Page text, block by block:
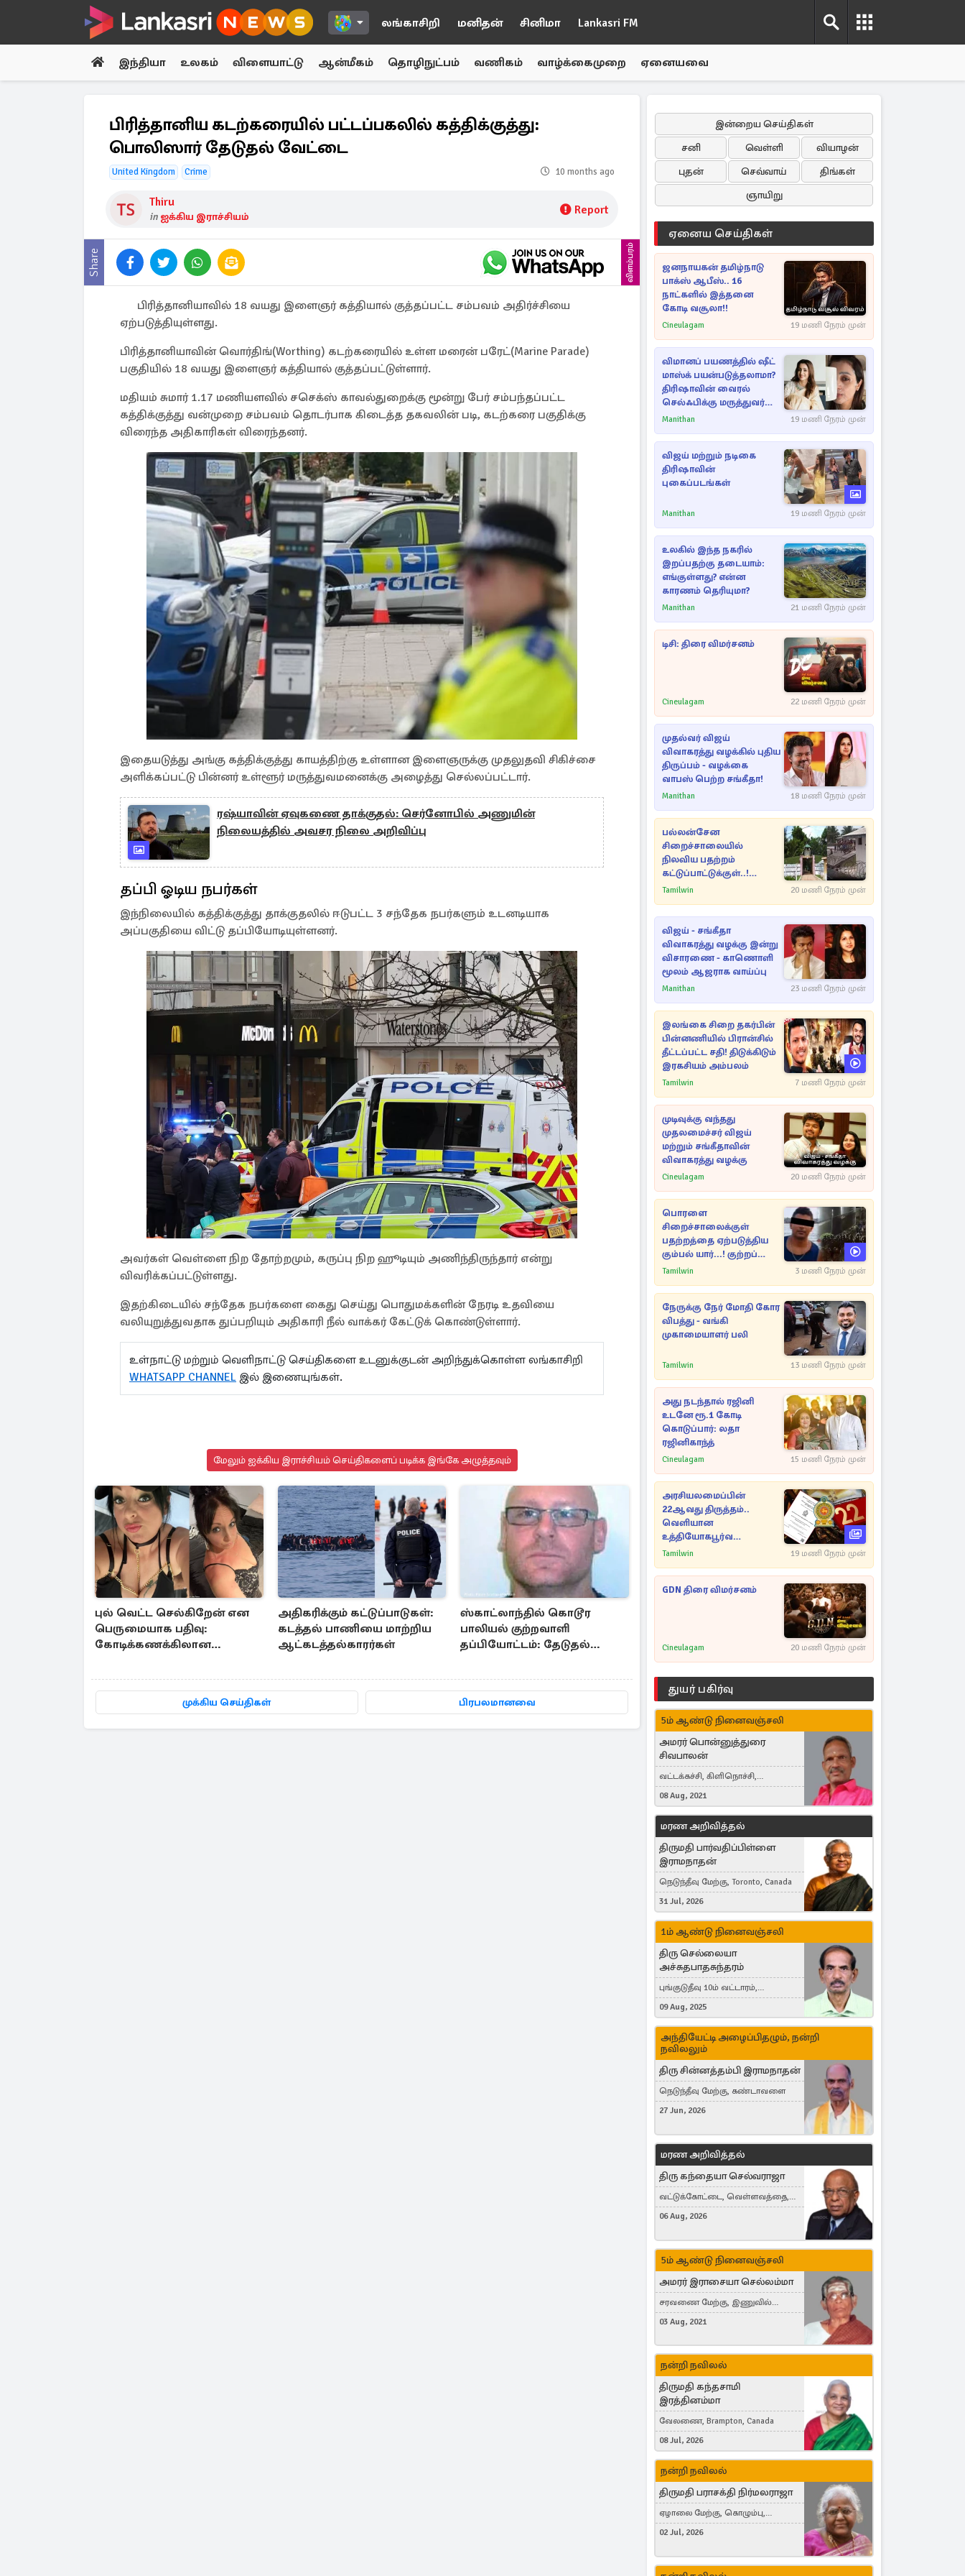
லங்காசிறி மனிதன் சினிமா Lankasri FM
இந்தியா உலகம் விளையாட்டு ஆன்மீகம் தொழிநுட்பம் வணிகம் வாழ்க்கைமுறை ஏனையவை
பிரித்தானிய கடற்கரையில் பட்டப்பகலில் கத்திக்குத்து:
பொலிஸார் தேடுதல் வேட்டை
United Kingdom Crime 10 months ago
Thiru
in ஐக்கிய இராச்சியம் Report
Share விளம்பரம்
பிரித்தானியாவில் 18 வயது இளைஞர் கத்தியால் குத்தப்பட்ட சம்பவம் அதிர்ச்சியை
ஏற்படுத்தியுள்ளது.
பிரித்தானியாவின் வொர்திங்(Worthing) கடற்கரையில் உள்ள மரைன் பரேட்(Marine Parade)
பகுதியில் 18 வயது இளைஞர் கத்தியால் குத்தப்பட்டுள்ளார்.
மதியம் சுமார் 1.17 மணியளவில் சசெக்ஸ் காவல்துறைக்கு மூன்று பேர் சம்பந்தப்பட்ட
கத்திக்குத்து வன்முறை சம்பவம் தொடர்பாக கிடைத்த தகவலின் படி, கடற்கரை பகுதிக்கு
விரைந்த அதிகாரிகள் விரைந்தனர்.
இதையடுத்து அங்கு கத்திக்குத்து காயத்திற்கு உள்ளான இளைஞருக்கு முதலுதவி சிகிச்சை
அளிக்கப்பட்டு பின்னர் உள்ளூர் மருத்துவமனைக்கு அழைத்து செல்லப்பட்டார்.
ரஷ்யாவின் ஏவுகணை தாக்குதல்: செர்னோபில் அணுமின்
நிலையத்தில் அவசர நிலை அறிவிப்பு
தப்பி ஓடிய நபர்கள்
இந்நிலையில் கத்திக்குத்து தாக்குதலில் ஈடுபட்ட 3 சந்தேக நபர்களும் உடனடியாக
அப்பகுதியை விட்டு தப்பியோடியுள்ளனர்.
அவர்கள் வெள்ளை நிற தோற்றமும், கருப்பு நிற ஹூடியும் அணிந்திருந்தார் என்று
விவரிக்கப்பட்டுள்ளது.
இதற்கிடையில் சந்தேக நபர்களை கைது செய்து பொதுமக்களின் நேரடி உதவியை
வலியுறுத்துவதாக துப்பறியும் அதிகாரி நீல் வாக்கர் கேட்டுக் கொண்டுள்ளார்.
உள்நாட்டு மற்றும் வெளிநாட்டு செய்திகளை உடனுக்குடன் அறிந்துக்கொள்ள லங்காசிறி
WHATSAPP CHANNEL இல் இணையுங்கள்.
மேலும் ஐக்கிய இராச்சியம் செய்திகளைப் படிக்க இங்கே அழுத்தவும்
புல் வெட்ட செல்கிறேன் என
பெருமையாக பதிவு:
கோடிக்கணக்கிலான
பிரித்தானிய பெண்
அதிகரிக்கும் கட்டுப்பாடுகள்:
கடத்தல் பாணியை மாற்றிய
ஆட்கடத்தல்காரர்கள்
ஸ்காட்லாந்தில் கொடூர
பாலியல் குற்றவாளி
தப்பியோட்டம்: தேடுதல்
காவல்துறையினர்
முக்கிய செய்திகள் பிரபலமானவை
இன்றைய செய்திகள்
சனி
வெள்ளி
வியாழன்
புதன்
செவ்வாய்
திங்கள்
ஞாயிறு
ஏனைய செய்திகள்
ஜனநாயகன் தமிழ்நாடு
பாக்ஸ் ஆபீஸ்.. 16
நாட்களில் இத்தனை
கோடி வசூலா!!
Cineulagam 19 மணி நேரம் முன்
விமானப் பயணத்தில் ஷீட்
மாஸ்க் பயன்படுத்தலாமா?
திரிஷாவின் வைரல்
செல்ஃபிக்கு மருத்துவர்
விளக்கம்
Manithan 19 மணி நேரம் முன்
விஜய் மற்றும் நடிகை
திரிஷாவின்
புகைப்படங்கள்
Manithan 19 மணி நேரம் முன்
உலகில் இந்த நகரில்
இறப்பதற்கு தடையாம்:
எங்குள்ளது? என்ன
காரணம் தெரியுமா?
Manithan 21 மணி நேரம் முன்
டிசி: திரை விமர்சனம்
Cineulagam 22 மணி நேரம் முன்
முதல்வர் விஜய்
விவாகரத்து வழக்கில் புதிய
திருப்பம் - வழக்கை
வாபஸ் பெற்ற சங்கீதா!
Manithan 18 மணி நேரம் முன்
பல்லன்சேன
சிறைச்சாலையில்
நிலவிய பதற்றம்
கட்டுப்பாட்டுக்குள்..!
அதிரடியாக களமிறங்கிய
Tamilwin 20 மணி நேரம் முன்
விஜய் - சங்கீதா
விவாகரத்து வழக்கு இன்று
விசாரணை - காணொளி
மூலம் ஆஜராக வாய்ப்பு
Manithan 23 மணி நேரம் முன்
இலங்கை சிறை தகர்பின்
பின்னணியில் பிரான்சில்
தீட்டப்பட்ட சதி! திடுக்கிடும்
இரகசியம் அம்பலம்
Tamilwin 7 மணி நேரம் முன்
முடிவுக்கு வந்தது
முதலமைச்சர் விஜய்
மற்றும் சங்கீதாவின்
விவாகரத்து வழக்கு
Cineulagam 20 மணி நேரம் முன்
பொரளை
சிறைச்சாலைக்குள்
பதற்றத்தை ஏற்படுத்திய
கும்பல் யார்...! குற்றப்
பின்னணி தொடர்பில்
Tamilwin 3 மணி நேரம் முன்
நேருக்கு நேர் மோதி கோர
விபத்து - வங்கி
முகாமையாளர் பலி
Tamilwin 13 மணி நேரம் முன்
அது நடந்தால் ரஜினி
உடனே ரூ.1 கோடி
கொடுப்பார்: லதா
ரஜினிகாந்த்
Cineulagam 15 மணி நேரம் முன்
அரசியலமைப்பின்
22ஆவது திருத்தம்..
வெளியான
உத்தியோகபூர்வ
அறிவிப்பு!
Tamilwin 19 மணி நேரம் முன்
GDN திரை விமர்சனம்
Cineulagam 20 மணி நேரம் முன்
துயர் பகிர்வு
5ம் ஆண்டு நினைவஞ்சலி
அமரர் பொன்னுத்துரை
சிவபாலன்
வட்டக்கச்சி, கிளிநொச்சி,
வட்டக்கச்சி இராமநாதபுரம்
08 Aug, 2021
மரண அறிவித்தல்
திருமதி பார்வதிப்பிள்ளை
இராமநாதன்
நெடுந்தீவு மேற்கு, Toronto, Canada
31 Jul, 2026
1ம் ஆண்டு நினைவஞ்சலி
திரு செல்லையா
அச்சுதபாதசுந்தரம்
புங்குடுதீவு 10ம் வட்டாரம்,
கொள்ளுப்பிட்டி
09 Aug, 2025
அந்தியேட்டி அழைப்பிதழும், நன்றி
நவிலலும்
திரு சின்னத்தம்பி இராமநாதன்
நெடுந்தீவு மேற்கு, கண்டாவளை
27 Jun, 2026
மரண அறிவித்தல்
திரு கந்தையா செல்வராஜா
வட்டுக்கோட்டை, வெள்ளவத்தை,
Toronto, Canada
06 Aug, 2026
5ம் ஆண்டு நினைவஞ்சலி
அமரர் இராசையா செல்லம்மா
சரவணை மேற்கு, இணுவில்
கிழக்கு
03 Aug, 2021
நன்றி நவிலல்
திருமதி கந்தசாமி
இரத்தினம்மா
வேலணை, Brampton, Canada
08 Jul, 2026
நன்றி நவிலல்
திருமதி பராசக்தி நிர்மலராஜா
ஏழாலை மேற்கு, கொழும்பு,
தங்காலை, London, United Kingdom
02 Jul, 2026